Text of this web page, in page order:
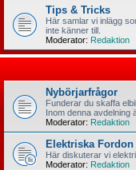
Tips & Tricks
Här samlar vi inlägg
inte känner till.
Moderator: Redaktion
Nybörjarfrågor
Funderar du skaffa
Inom denna avdelning
Moderator: Redaktion
Elektriska Fordon
Här diskuterar vi
Moderator: Redaktion